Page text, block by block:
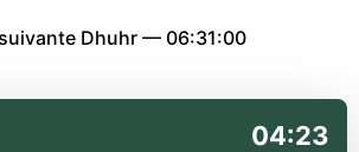
Dhuhr — 06:31:00
04:23